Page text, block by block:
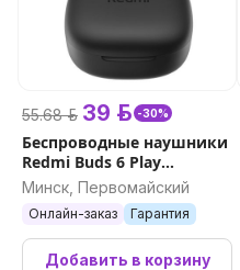
55.68 р. 39 р. -30%
Беспроводные наушники
Redmi Buds 6 Play
(черный)
Минск, Первомайский
Онлайн-заказ Гарантия
Добавить в корзину